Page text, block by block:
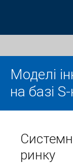
Моделі
на базі
ринку